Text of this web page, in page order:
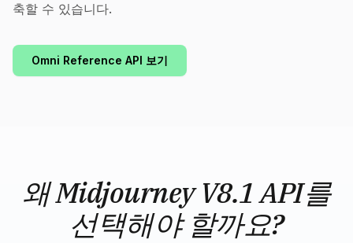
축할 수 있습니다.
Omni Reference API 보기
왜 Midjourney V8.1 API를
선택해야 할까요?